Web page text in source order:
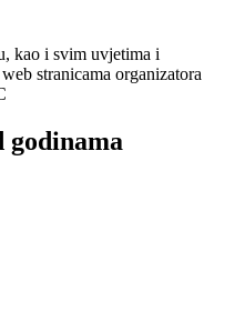
kao i svim uvjetima i
stranicama organizatora